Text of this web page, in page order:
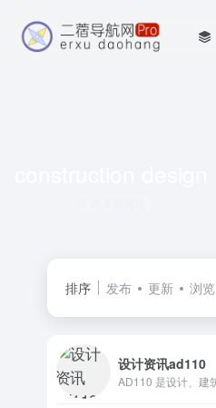
排序 发布 更新 浏览
设计资讯ad110